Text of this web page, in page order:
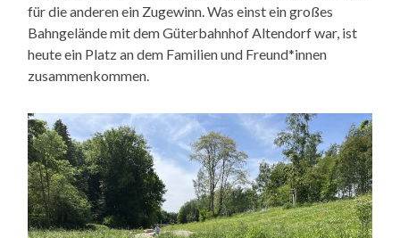
für die anderen ein Zugewinn. Was einst ein großes
Bahngelände mit dem Güterbahnhof Altendorf war, ist
heute ein Platz an dem Familien und Freund*innen
zusammenkommen.